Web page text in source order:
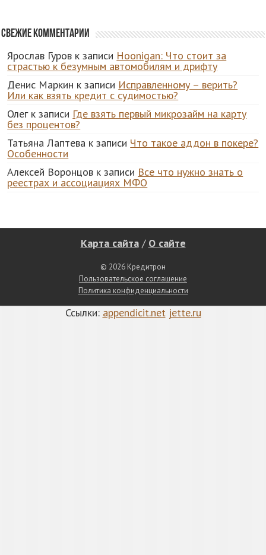
Свежие комментарии
Ярослав Гуров к записи Hoonigan: Что стоит за
страстью к безумным автомобилям и дрифту
Денис Маркин к записи Исправленному – верить?
Или как взять кредит с судимостью?
Олегк записи Где взять первый микрозайм на карту
без процентов?
Татьяна Лаптева к записи Что такое аддон в покере?
Особенности
Алексей Воронцов к записи Все что нужно знать о
реестрах и ассоциациях МФО
Карта сайта/ О сайте
© 2026 Кредитрон
Пользовательское соглашение
Политика конфиденциальности
Ссылки: appendicit.net jette.ru